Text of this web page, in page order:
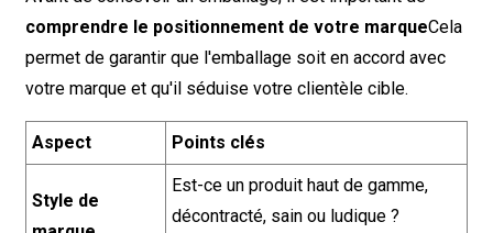
comprendre le positionnement de votre marqueCela
permet de garantir que l'emballage soit en accord avec
votre marque et qu'il séduise votre clientèle cible.
Aspect Points clés
Style de
Est-ce un produit haut de gamme,
décontracté, sain ou ludique ?